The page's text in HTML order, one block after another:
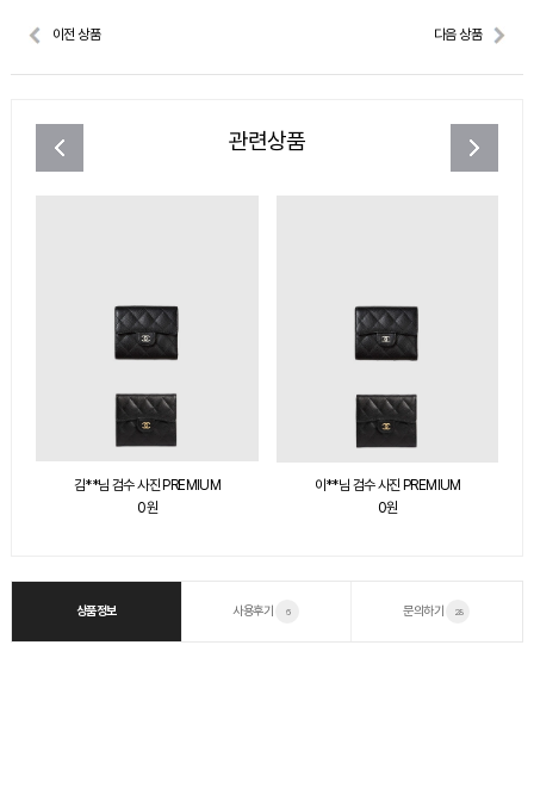
이전 상품 다음 상품
관련상품
김**님 검수 사진 PREMIUM
0원
이**님 검수 사진 PREMIUM
0원
상품정보 사용후기 6 문의하기 28